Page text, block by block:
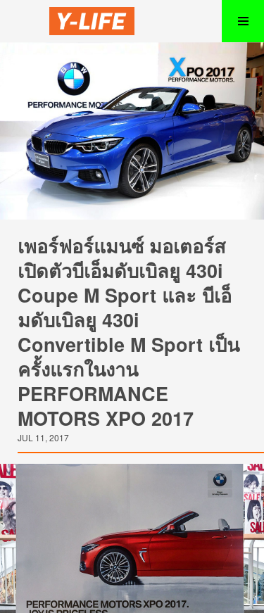
เพอร์ฟอร์แมนซ์ มอเตอร์ส
เปิดตัวบีเอ็มดับเบิลยู 430i
Coupe M Sport และ บีเอ็
มดับเบิลยู 430i
Convertible M Sport เป็น
ครั้งแรกในงาน
PERFORMANCE
MOTORS XPO 2017
JUL 11, 2017